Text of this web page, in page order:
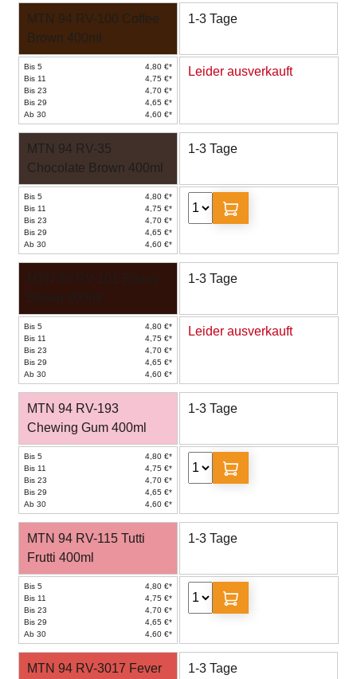
MTN 94 RV-100 Coffee
Brown 400ml
1-3 Tage
Bis 5
4,80 €*
Bis 11
4,75 €*
Bis 23
4,70 €*
Bis 29
4,65 €*
Ab 30
4,60 €*
Leider ausverkauft
MTN 94 RV-35
Chocolate Brown 400ml
1-3 Tage
Bis 5
4,80 €*
Bis 11
4,75 €*
Bis 23
4,70 €*
Bis 29
4,65 €*
Ab 30
4,60 €*
1-3 Tage
Bis 5
4,80 €*
Bis 11
4,75 €*
Bis 23
4,70 €*
Bis 29
4,65 €*
Ab 30
4,60 €*
Leider ausverkauft
MTN 94 RV-193
Chewing Gum 400ml
1-3 Tage
Bis 5
4,80 €*
Bis 11
4,75 €*
Bis 23
4,70 €*
Bis 29
4,65 €*
Ab 30
4,60 €*
MTN 94 RV-115 Tutti
Frutti 400ml
1-3 Tage
Bis 5
4,80 €*
Bis 11
4,75 €*
Bis 23
4,70 €*
Bis 29
4,65 €*
Ab 30
4,60 €*
MTN 94 RV-3017 Fever
1-3 Tage